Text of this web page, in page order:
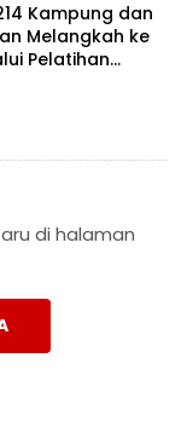
Kampung dan
Melangkah ke
Pelatihan
di halaman